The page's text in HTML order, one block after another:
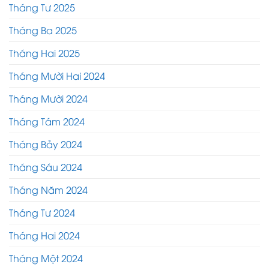
Tháng Tư 2025
Tháng Ba 2025
Tháng Hai 2025
Tháng Mười Hai 2024
Tháng Mười 2024
Tháng Tám 2024
Tháng Bảy 2024
Tháng Sáu 2024
Tháng Năm 2024
Tháng Tư 2024
Tháng Hai 2024
Tháng Một 2024